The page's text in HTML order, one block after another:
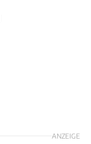
ANZEIGE